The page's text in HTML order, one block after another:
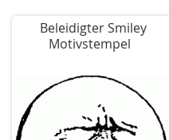
Beleidigter Smiley
Motivstempel